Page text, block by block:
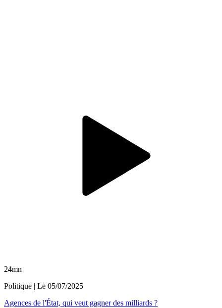
24mn
Politique | Le 05/07/2025
Agences de l'État, qui veut gagner des milliards ?